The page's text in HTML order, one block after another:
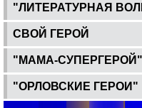
"ЛИТЕРАТУРНАЯ
СВОЙ ГЕРОЙ
"МАМА-СУПЕРГЕРОЙ"
"ОРЛОВСКИЕ ГЕРОИ"